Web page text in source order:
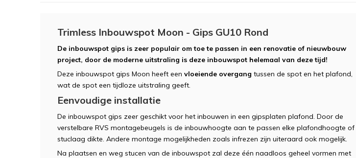
Trimless Inbouwspot Moon - Gips GU10 Rond
De inbouwspot gips is zeer populair om toe te passen in een renovatie of nieuwbouw
project, door de moderne uitstraling is deze inbouwspot helemaal van deze tijd!
Deze inbouwspot gips Moon heeft een vloeiende overgang tussen de spot en het plafond,
wat de spot een tijdloze uitstraling geeft.
Eenvoudige installatie
De inbouwspot gips zeer geschikt voor het inbouwen in een gipsplaten plafond. Door de
verstelbare RVS montagebeugels is de inbouwhoogte aan te passen elke plafondhoogte of
stuclaag dikte. Andere montage mogelijkheden zoals infrezen zijn uiteraard ook mogelijk.
Na plaatsen en weg stucen van de inbouwspot zal deze één naadloos geheel vormen met